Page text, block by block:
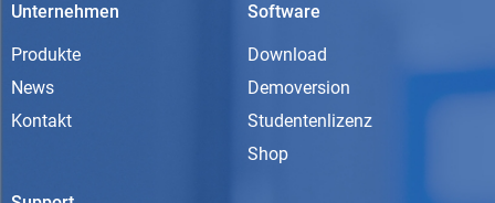
Unternehmen
Produkte
News
Kontakt
Software
Download
Demoversion
Studentenlizenz
Shop